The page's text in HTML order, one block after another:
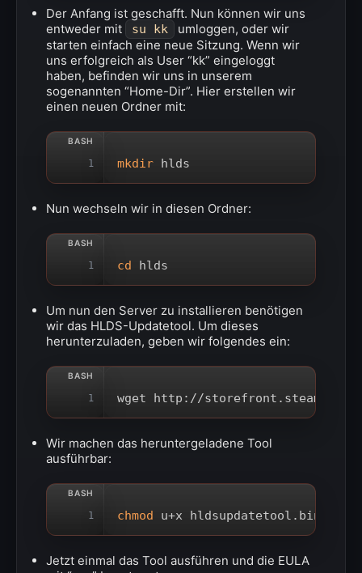
Der Anfang ist geschafft. Nun können wir uns
entweder mit
su kk
umloggen, oder wir
starten einfach eine neue Sitzung. Wenn wir
uns erfolgreich als User “kk” eingeloggt
haben, befinden wir uns in unserem
sogenannten “Home-Dir”. Hier erstellen wir
einen neuen Ordner mit:
1 mkdir hlds
Nun wechseln wir in diesen Ordner:
1 cd hlds
Um nun den Server zu installieren benötigen
wir das HLDS-Updatetool. Um dieses
herunterzuladen, geben wir folgendes ein:
1 wget http://
Wir machen das heruntergeladene Tool
ausführbar:
1 chmod u+x hldsupdatetool.bin
Jetzt einmal das Tool ausführen und die EULA